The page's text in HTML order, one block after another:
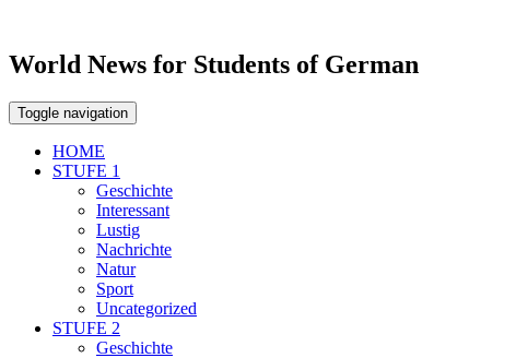
World News for Students of German
Toggle navigation
HOME
STUFE 1
Geschichte
Interessant
Lustig
Nachrichte
Natur
Sport
Uncategorized
STUFE 2
Geschichte